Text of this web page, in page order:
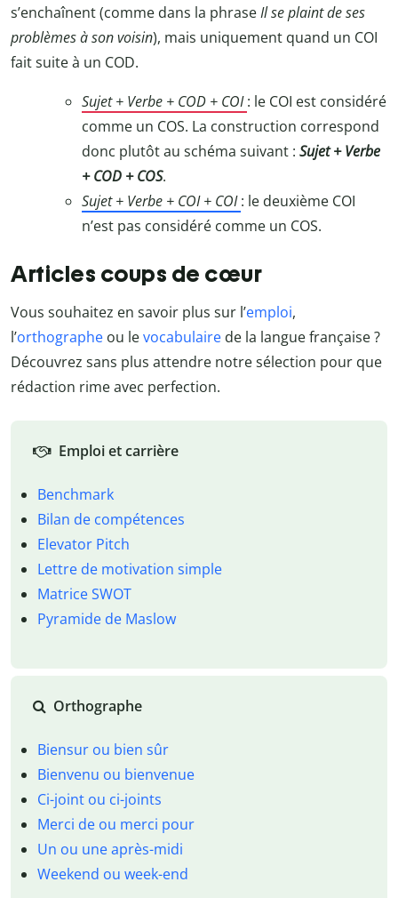
s’enchaînent (comme dans la phraseIl se plaintde ses
problèmesà son voisin), mais uniquement quand un COI
fait suite à un COD.
Sujet + Verbe + COD + COI : le COI est considéré
comme un COS. La construction correspond
donc plutôt au schéma suivant : Sujet + Verbe
+ COD + COS.
Sujet + Verbe + COI + COI : le deuxième COI
n’est pas considéré comme un COS.
Articles coups de cœur
Vous souhaitez en savoir plus sur l’emploi,
l’orthographe ou levocabulaire de la langue française ?
Découvrez sans plus attendre notre sélection pour que
rédaction rime avec perfection.
Emploi et carrière
Benchmark
Bilan de compétences
Elevator Pitch
Lettre de motivation simple
Matrice SWOT
Pyramide de Maslow
Orthographe
Biensur ou bien sûr
Bienvenu ou bienvenue
Ci-joint ou ci-joints
Merci de ou merci pour
Un ou une après-midi
Weekend ou week-end